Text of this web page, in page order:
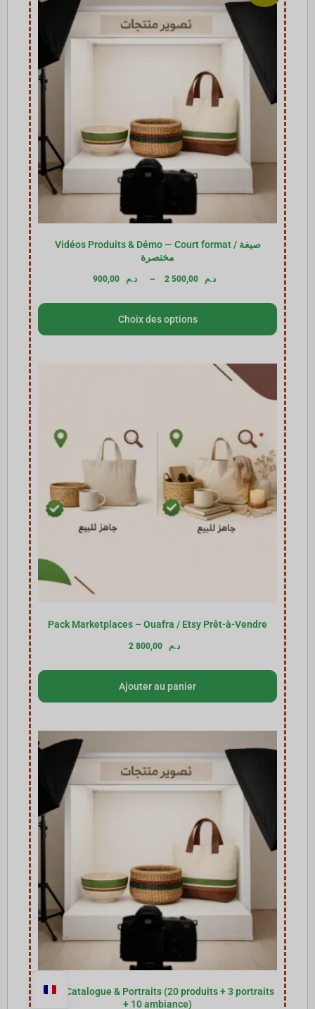
Vidéos Produits & Démo — Court format / صيغة
مختصرة
900,00 د.م – 2 500,00 د.م
Choix des options
Pack Marketplaces – Ouafra / Etsy Prêt-à-Vendre
2 800,00 د.م
Ajouter au panier
Pack Catalogue & Portraits (20 produits + 3 portraits
+ 10 ambiance)